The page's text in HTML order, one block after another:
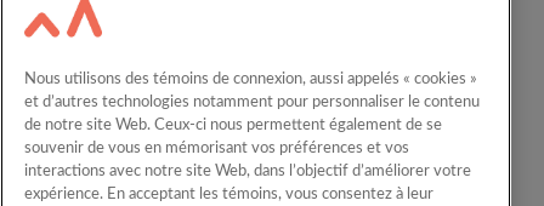
Calculateur
English
Nous joindre
REEE en entreprise
Nous utilisons des témoins de connexion, aussi appelés « cookies »
et d’autres technologies notamment pour personnaliser le contenu
de notre site Web. Ceux-ci nous permettent également de se
souvenir de vous en mémorisant vos préférences et vos
interactions avec notre site Web, dans l’objectif d’améliorer votre
expérience. En acceptant les témoins, vous consentez à leur